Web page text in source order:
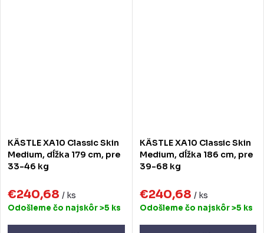
KÄSTLE XA10 Classic Skin
Medium, dĺžka 179 cm, pre
33-46 kg
€240,68 / ks
Odošleme čo najskôr>5 ks
KÄSTLE XA10 Classic Skin
Medium, dĺžka 186 cm, pre
39-68 kg
€240,68 / ks
Odošleme čo najskôr>5 ks